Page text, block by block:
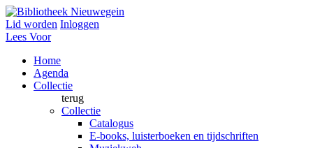
Lid worden Inloggen
Lees Voor
Home
Agenda
Collectie
terug
Collectie
Catalogus
E-books, luisterboeken en tijdschriften